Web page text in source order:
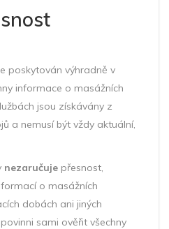
poskytován výhradně v
informace o masážních
jsou získávány z
a nemusí být vždy aktuální,
nezaručuje přesnost,
o masážních
dobách ani jiných
sami ověřit všechny